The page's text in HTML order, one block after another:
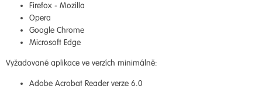
Firefox - Mozilla
Opera
Google Chrome
Microsoft Edge
Vyžadované aplikace ve verzích minimálně:
Adobe Acrobat Reader verze 6.0